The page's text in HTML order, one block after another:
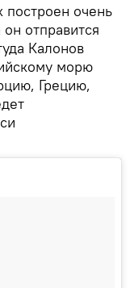
построен очень
отправится
Калонов
морю
Грецию,